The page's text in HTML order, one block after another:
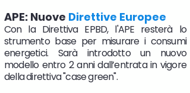
APE: Nuove Direttive Europee
Con la Direttiva EPBD, l'APE resterà lo
strumento base per misurare i consumi
energetici. Sarà introdotto un nuovo
modello entro 2 anni dall’entrata in vigore
della direttiva "case green".